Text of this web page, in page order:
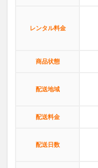
レンタル料金
商品状態
配送地域
配送料金
配送日数